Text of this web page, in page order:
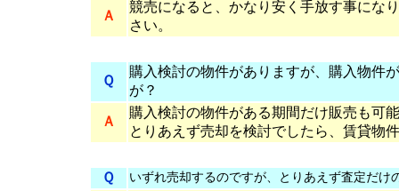
Ａ
競売になると、かなり安く手放す事にな
さい。
Ｑ
購入検討の物件がありますが、購入物件
が？
Ａ
購入検討の物件がある期間だけ販売も可
とりあえず売却を検討でしたら、賃貸物
Ｑ いずれ売却するのですが、とりあ えず査定だけ